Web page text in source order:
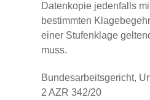
Datenkopie jedenfalls
bestimmten
einer Stufenklage
muss.
Bundesarbeitsgericht,
2 AZR 342/20